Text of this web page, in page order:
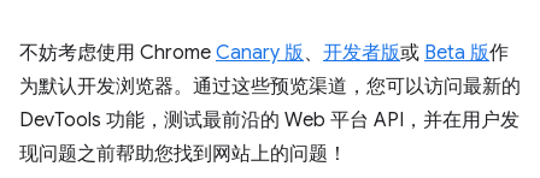
不妨考虑使用 Chrome Canary 版 、 开发者版或 Beta 版作
为默认开发浏览器。通过这些预览渠道，您可以访问最新的
DevTools 功能，测试最前沿的 Web 平台 API，并在用户发
现问题之前帮助您找到网站上的问题！